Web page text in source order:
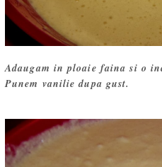
Adaugam in ploaie faina si o
Punem vanilie dupa gust.